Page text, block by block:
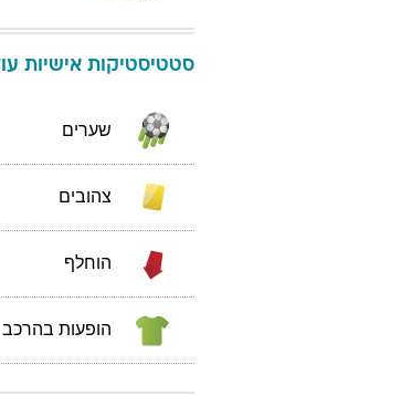
סטטיסטיקות אישיות
שערים
צהובים
הוחלף
הופעות בהרכב